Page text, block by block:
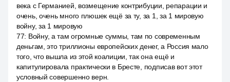
века с Германией, возмещение контрибуции, репарации и
очень, очень много плюшек ещё за ту, за 1, за 1 мировую
войну, за 1 мировую
77: Войну, а там огромные суммы, там по современным
деньгам, это триллионы европейских денег, а Россия мало
того, что вышла из этой коалиции, так она ещё и
капитулировала практически в Бресте, подписав вот этот
условный совершенно верн.